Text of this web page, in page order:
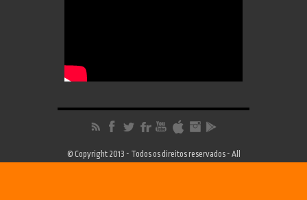
© Copyright 2013 - Todos os direitos reservados - All